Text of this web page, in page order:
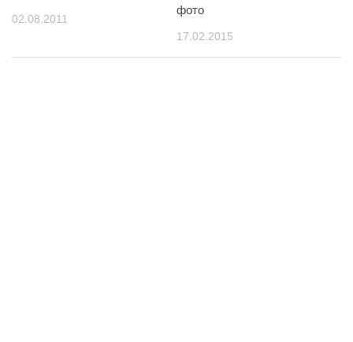
02.08.2011
фото
17.02.2015